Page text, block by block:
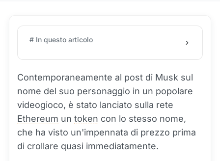
# In questo articolo
Contemporaneamente al post di Musk sul
nome del suo personaggio in un popolare
videogioco, è stato lanciato sulla rete
Ethereum un token con lo stesso nome,
che ha visto un'impennata di prezzo prima
di crollare quasi immediatamente.